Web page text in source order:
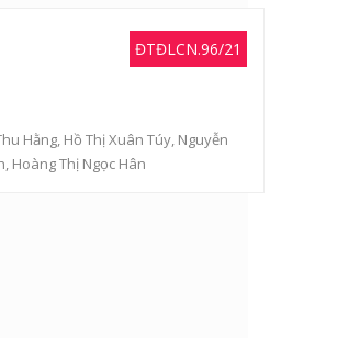
ĐTĐLCN.96/21
Hằng, Hồ Thị Xuân Túy, Nguyễn
, Hoàng Thị Ngọc Hân